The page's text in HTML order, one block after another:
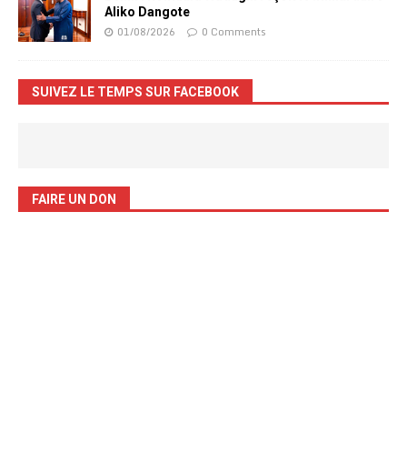
Aliko Dangote
01/08/2026 0 Comments
SUIVEZ LE TEMPS SUR FACEBOOK
FAIRE UN DON